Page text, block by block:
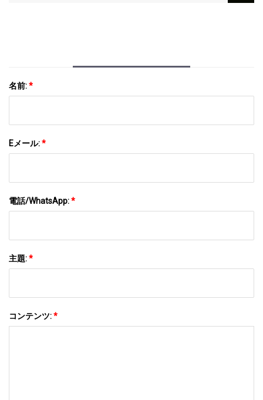
名前:*
Eメール:*
電話/WhatsApp:*
主題:*
コンテンツ:*